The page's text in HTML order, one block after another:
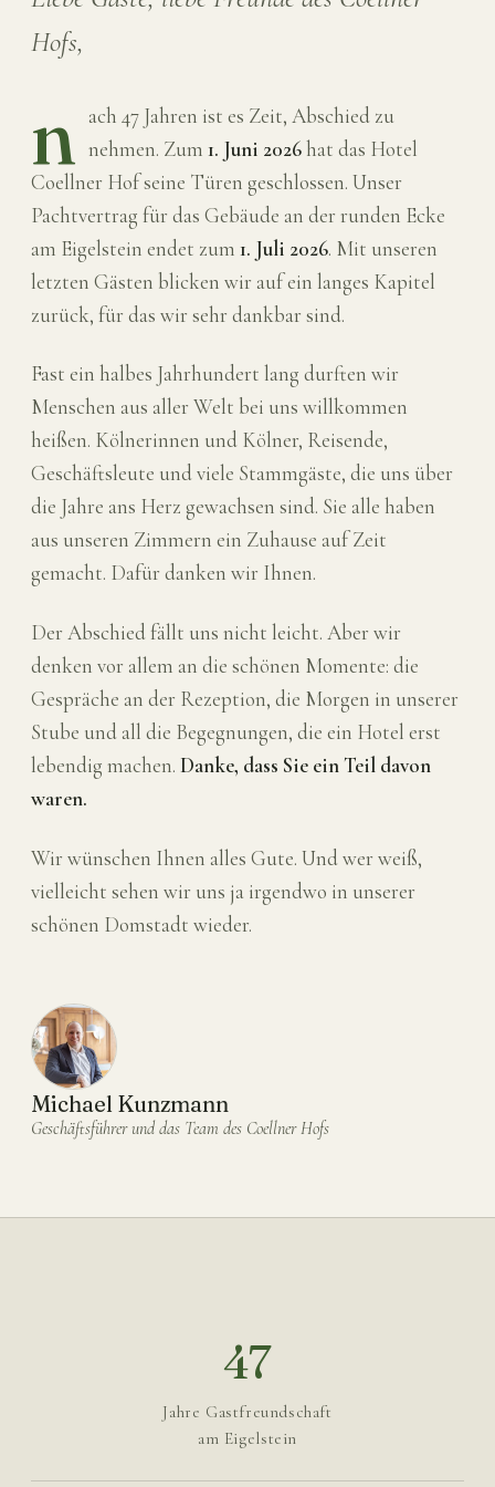
Hofs,
n ach 47 Jahren ist es Zeit, Abschied zu
nehmen. Zum 1. Juni 2026hat das Hotel
Coellner Hof seine Türen geschlossen. Unser
Pachtvertrag für das Gebäude an der runden Ecke
am Eigelstein endet zum 1. Juli 2026. Mit unseren
letzten Gästen blicken wir auf ein langes Kapitel
zurück, für das wir sehr dankbar sind.
Fast ein halbes Jahrhundert lang durften wir
Menschen aus aller Welt bei uns willkommen
heißen. Kölnerinnen und Kölner, Reisende,
Geschäftsleute und viele Stammgäste, die uns über
die Jahre ans Herz gewachsen sind. Sie alle haben
aus unseren Zimmern ein Zuhause auf Zeit
gemacht. Dafür danken wir Ihnen.
Der Abschied fällt uns nicht leicht. Aber wir
denken vor allem an die schönen Momente: die
Gespräche an der Rezeption, die Morgen in unserer
Stube und all die Begegnungen, die ein Hotel erst
lebendig machen. Danke, dass Sie ein Teil davon
waren.
Wir wünschen Ihnen alles Gute. Und wer weiß,
vielleicht sehen wir uns ja irgendwo in unserer
schönen Domstadt wieder.
Michael Kunzmann
Geschäftsführer und das Team des Coellner Hofs
47
Jahre Gastfreundschaft
am Eigelstein